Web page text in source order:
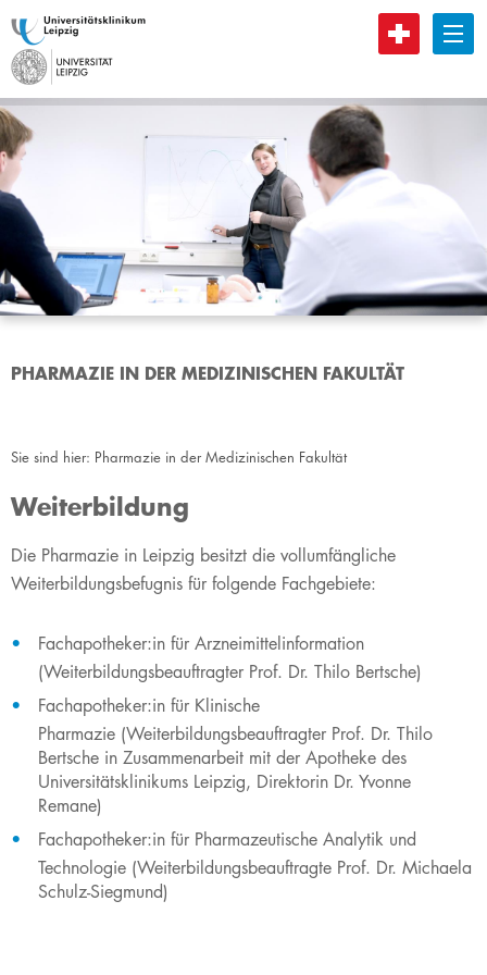
B
PHARMAZIE IN DER MEDIZINISCHEN FAKULTÄT
Sie sind hier: Pharmazie in der Medizinischen Fakultät
Weiterbildung
​​​Die Pharmazie in Leipzig besitzt die vollumfängliche
Weiterbildungsbefugnis für folgende Fachgebiete:
Fachapotheker:in für Arzneimittelinformation
(Weiterbildungsbeauftragter Prof. Dr. Thilo Bertsche)
Fachapotheker:in für Klinische
Pharmazie (Weiterbildungsbeauftragter Prof. Dr. Thilo
Bertsche in Zusammenarbeit mit der Apotheke des
Universitätsklinikums Leipzig, Direktorin Dr. Yvonne
Remane)
Fachapotheker:in für ​Pharmazeutische Analytik und
Technologie (Weiterbildungsbeauftragte Prof. Dr. Michaela
Schulz-Siegmund)